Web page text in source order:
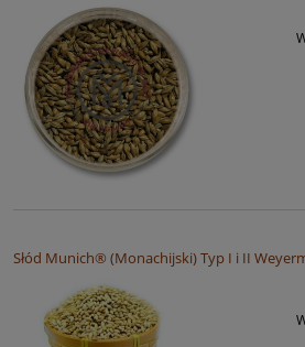
Słód Munich® (Monachijski) Typ I i II